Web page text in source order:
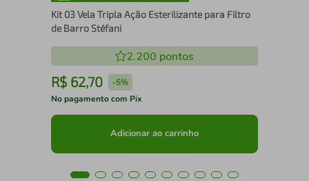
Kit 03 Vela Tripla Ação Esterilizante para Filtro
de Barro Stéfani
2.200 pontos
R$ 62,70 -5%
No pagamento com Pix
Adicionar ao carrinho